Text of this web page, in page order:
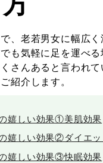
、老若男女に幅広
も気軽に足を運べ
さんあると言われ
紹介します。
嬉しい効果①美肌効果
嬉しい効果②ダイエ
嬉しい効果③快眠効果